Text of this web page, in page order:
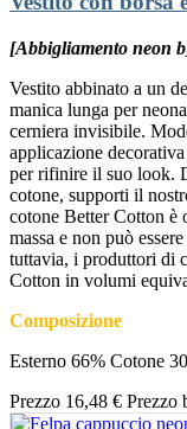
[Abbigliamento neon
Vestito abbinato a un
manica lunga per
cerniera invisibile.
applicazione
per rifinire il suo look.
cotone, supporti il
cotone Better Cotton è
massa e non può
tuttavia, i produttori di
Cotton in volumi
Composizione
Esterno 66% Cotone
Prezzo 16,48 € Prezzo